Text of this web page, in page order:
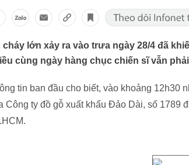
cháy lớn xảy ra vào trưa ngày 28/4 đã
cùng ngày hàng chục chiến sĩ vẫn
tin ban đầu cho biết, vào khoảng 12h30
Công ty đồ gỗ xuất khẩu Đảo Dài, số 1789